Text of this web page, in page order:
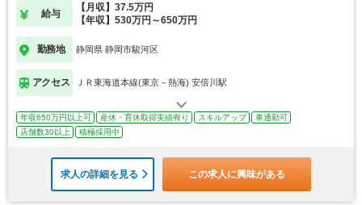
給与
【月収】37.5万円
【年収】530万円～650万円
勤務地 静岡県 静岡市駿河区
アクセス ＪＲ東海道本線(東京－熱海) 安倍川駅
年収650万円以上可 産休・育休取得実績有り スキルアップ
車通勤可
店舗数30以上
積極採用中
求人の詳細を見る この求人に興味がある